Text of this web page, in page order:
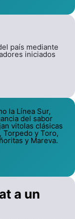
país mediante
iniciados
la Línea Sur,
del sabor
vitolas clásicas
Torpedo y Toro,
y Mareva.
a un